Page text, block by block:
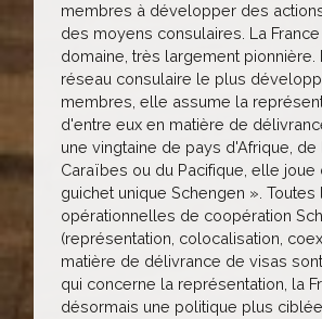
membres à développer des
des moyens consulaires. La
domaine, très largement pionnière.
réseau consulaire le plus
membres, elle assume la
d'entre eux en matière de
une vingtaine de pays d'Afrique,
Caraïbes ou du Pacifique, elle
guichet unique Schengen ».
opérationnelles de coopération
(représentation, colocalisation,
matière de délivrance de visas
qui concerne la représentation, la
désormais une politique plus